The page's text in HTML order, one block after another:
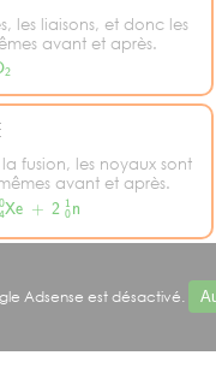
les liaisons, et donc les
avant et après.
2
fusion, les noyaux sont
avant et après.
Sr 54 140 2
Adsense est désactivé.